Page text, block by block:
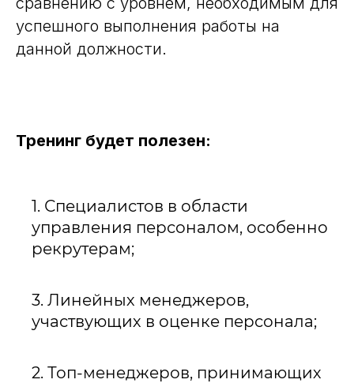
успешного выполнения работы на
данной должности.
Тренинг будет полезен:
1. Специалистов в области
управления персоналом, особенно
рекрутерам;
3. Линейных менеджеров,
участвующих в оценке персонала;
2. Топ-менеджеров, принимающих